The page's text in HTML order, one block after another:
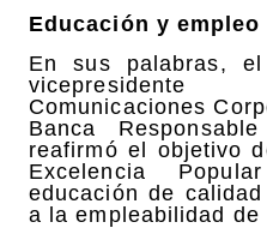
Educación y empleo
En sus palabras,
Comunicaciones
Banca
reafirmó el objetivo
Excelencia
educación de
a la empleabilidad de